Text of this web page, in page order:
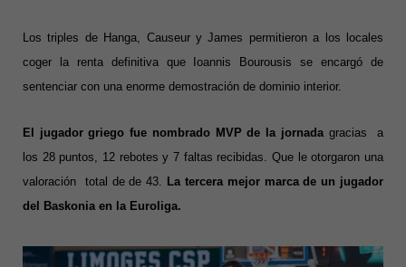
Los triples de Hanga, Causeur y James permitieron a los locales
coger la renta definitiva que Ioannis Bourousis
se encargó de
sentenciar con una enorme demostración de dominio interior.
El jugador griego fue nombrado MVP de la jornada gracias a
los 28 puntos, 12 rebotes y 7 faltas recibidas. Que le otorgaron una
valoración total de de 43. La tercera mejor marca de un jugador
del Baskonia en la Euroliga.